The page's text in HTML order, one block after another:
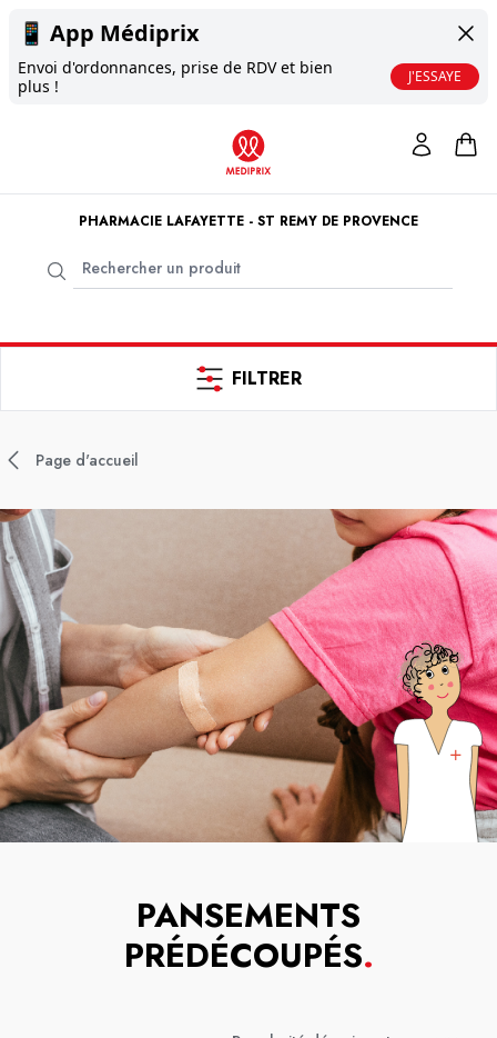
📱 App Médiprix
Envoi d'ordonnances, prise de RDV et bien
plus !
J'ESSAYE
PHARMACIE LAFAYETTE - ST REMY DE PROVENCE
FILTRER
Page d'accueil
PANSEMENTS
PRÉDÉCOUPÉS.